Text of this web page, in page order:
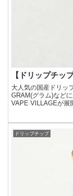
【ドリップチッ
大人気の国産ドリッ
GRAM(グラム)など
VAPE VILLAGEが展
ドリップチップ